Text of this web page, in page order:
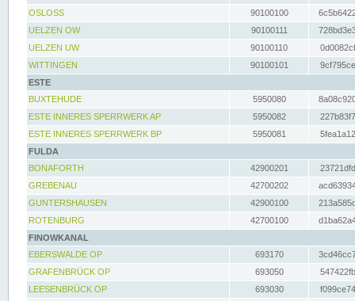
OSLOSS
90100100
UELZEN OW
90100111
UELZEN UW
90100110
WITTINGEN
90100101
ESTE
BUXTEHUDE
5950080
ESTE INNERES SPERRWERK AP
5950082
ESTE INNERES SPERRWERK BP
5950081
FULDA
BONAFORTH
42900201
GREBENAU
42700202
GUNTERSHAUSEN
42900100
ROTENBURG
42700100
FINOWKANAL
EBERSWALDE OP
693170
GRAFENBRÜCK OP
693050
LEESENBRÜCK OP
693030